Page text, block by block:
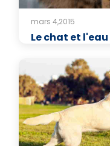
mars 4,2015
Le chat et